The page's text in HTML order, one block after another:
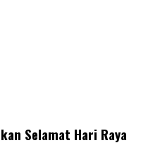
Selamat Hari Raya